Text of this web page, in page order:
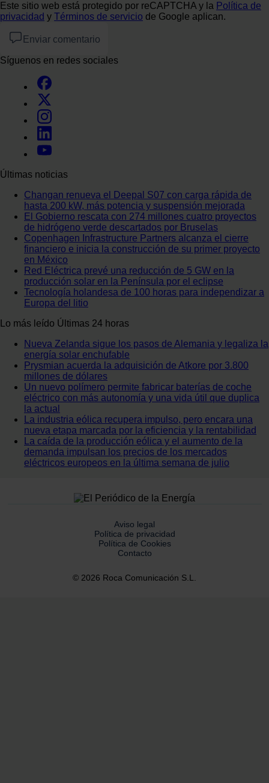
Este sitio web está protegido por reCAPTCHA y la Política de
privacidad y Términos de servicio de Google aplican.
Enviar comentario
Síguenos en redes sociales
Últimas noticias
Changan renueva el Deepal S07 con carga rápida de
hasta 200 kW, más potencia y suspensión mejorada
El Gobierno rescata con 274 millones cuatro proyectos
de hidrógeno verde descartados por Bruselas
Copenhagen Infrastructure Partners alcanza el cierre
financiero e inicia la construcción de su primer proyecto
en México
Red Eléctrica prevé una reducción de 5 GW en la
producción solar en la Península por el eclipse
Tecnología holandesa de 100 horas para independizar a
Europa del litio
Lo más leído Últimas 24 horas
Nueva Zelanda sigue los pasos de Alemania y legaliza la
energía solar enchufable
Prysmian acuerda la adquisición de Atkore por 3.800
millones de dólares
Un nuevo polímero permite fabricar baterías de coche
eléctrico con más autonomía y una vida útil que duplica
la actual
La industria eólica recupera impulso, pero encara una
nueva etapa marcada por la eficiencia y la rentabilidad
La caída de la producción eólica y el aumento de la
demanda impulsan los precios de los mercados
eléctricos europeos en la última semana de julio
Aviso legal
Política de privacidad
Política de Cookies
Contacto
© 2026 Roca Comunicación S.L.